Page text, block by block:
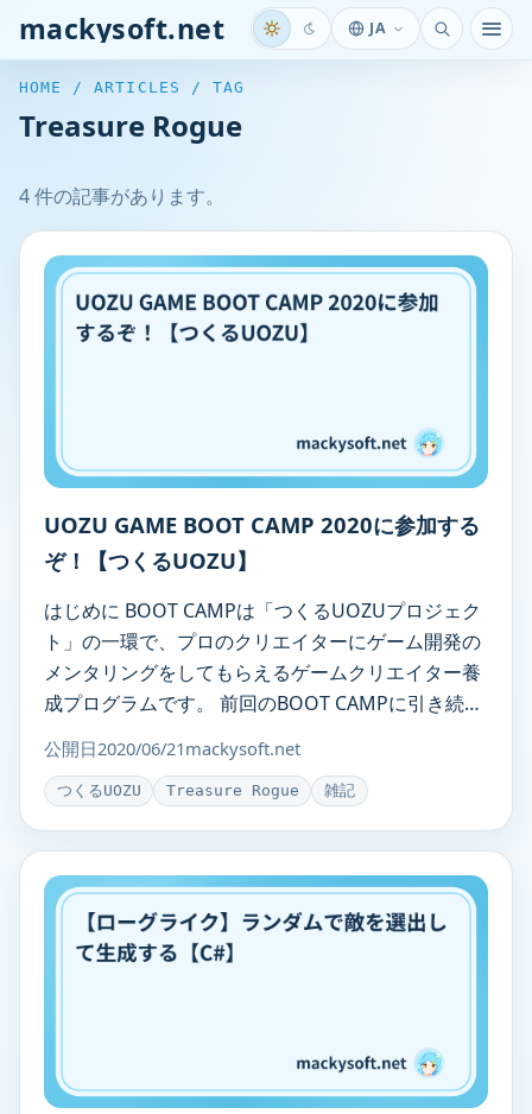
mackysoft.net JA メ
HOME / ARTICLES / TAG
Treasure Rogue
4 件の記事があります。
UOZU GAME BOOT CAMP 2020に参加する
ぞ！【つくるUOZU】
はじめに BOOT CAMPは「つくるUOZUプロジェク
ト」の一環で、プロのクリエイターにゲーム開発の
メンタリングをしてもらえるゲームクリエイター養
成プログラムです。 前回のBOOT CAMPに引き続
CAMP 2020に参加するぞ！【つくるUOZU】
公開日2020/06/21mackysoft.net
つくるUOZU Treasure Rogue 雑記